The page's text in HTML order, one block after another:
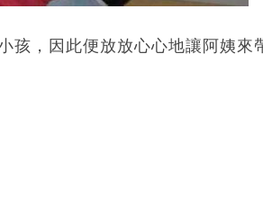
孩，因此便放放心心地讓阿姨來